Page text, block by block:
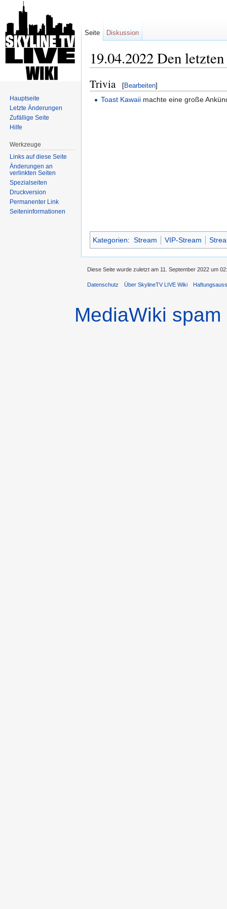
19.04.2022 Den
Trivia [Bearbeiten]
Toast Kawaii machte eine große
Kategorien: Stream VIP-Stream
Seite Diskussion
Hauptseite
Letzte Änderungen
Zufällige Seite
Hilfe
Werkzeuge
Links auf diese Seite
Änderungen an
verlinkten Seiten
Spezialseiten
Druckversion
Permanenter Link
Seiten­informationen
Diese Seite wurde zuletzt am 11. September 2022 um
Datenschutz Über SkylineTV LIVE Wiki
MediaWiki spam